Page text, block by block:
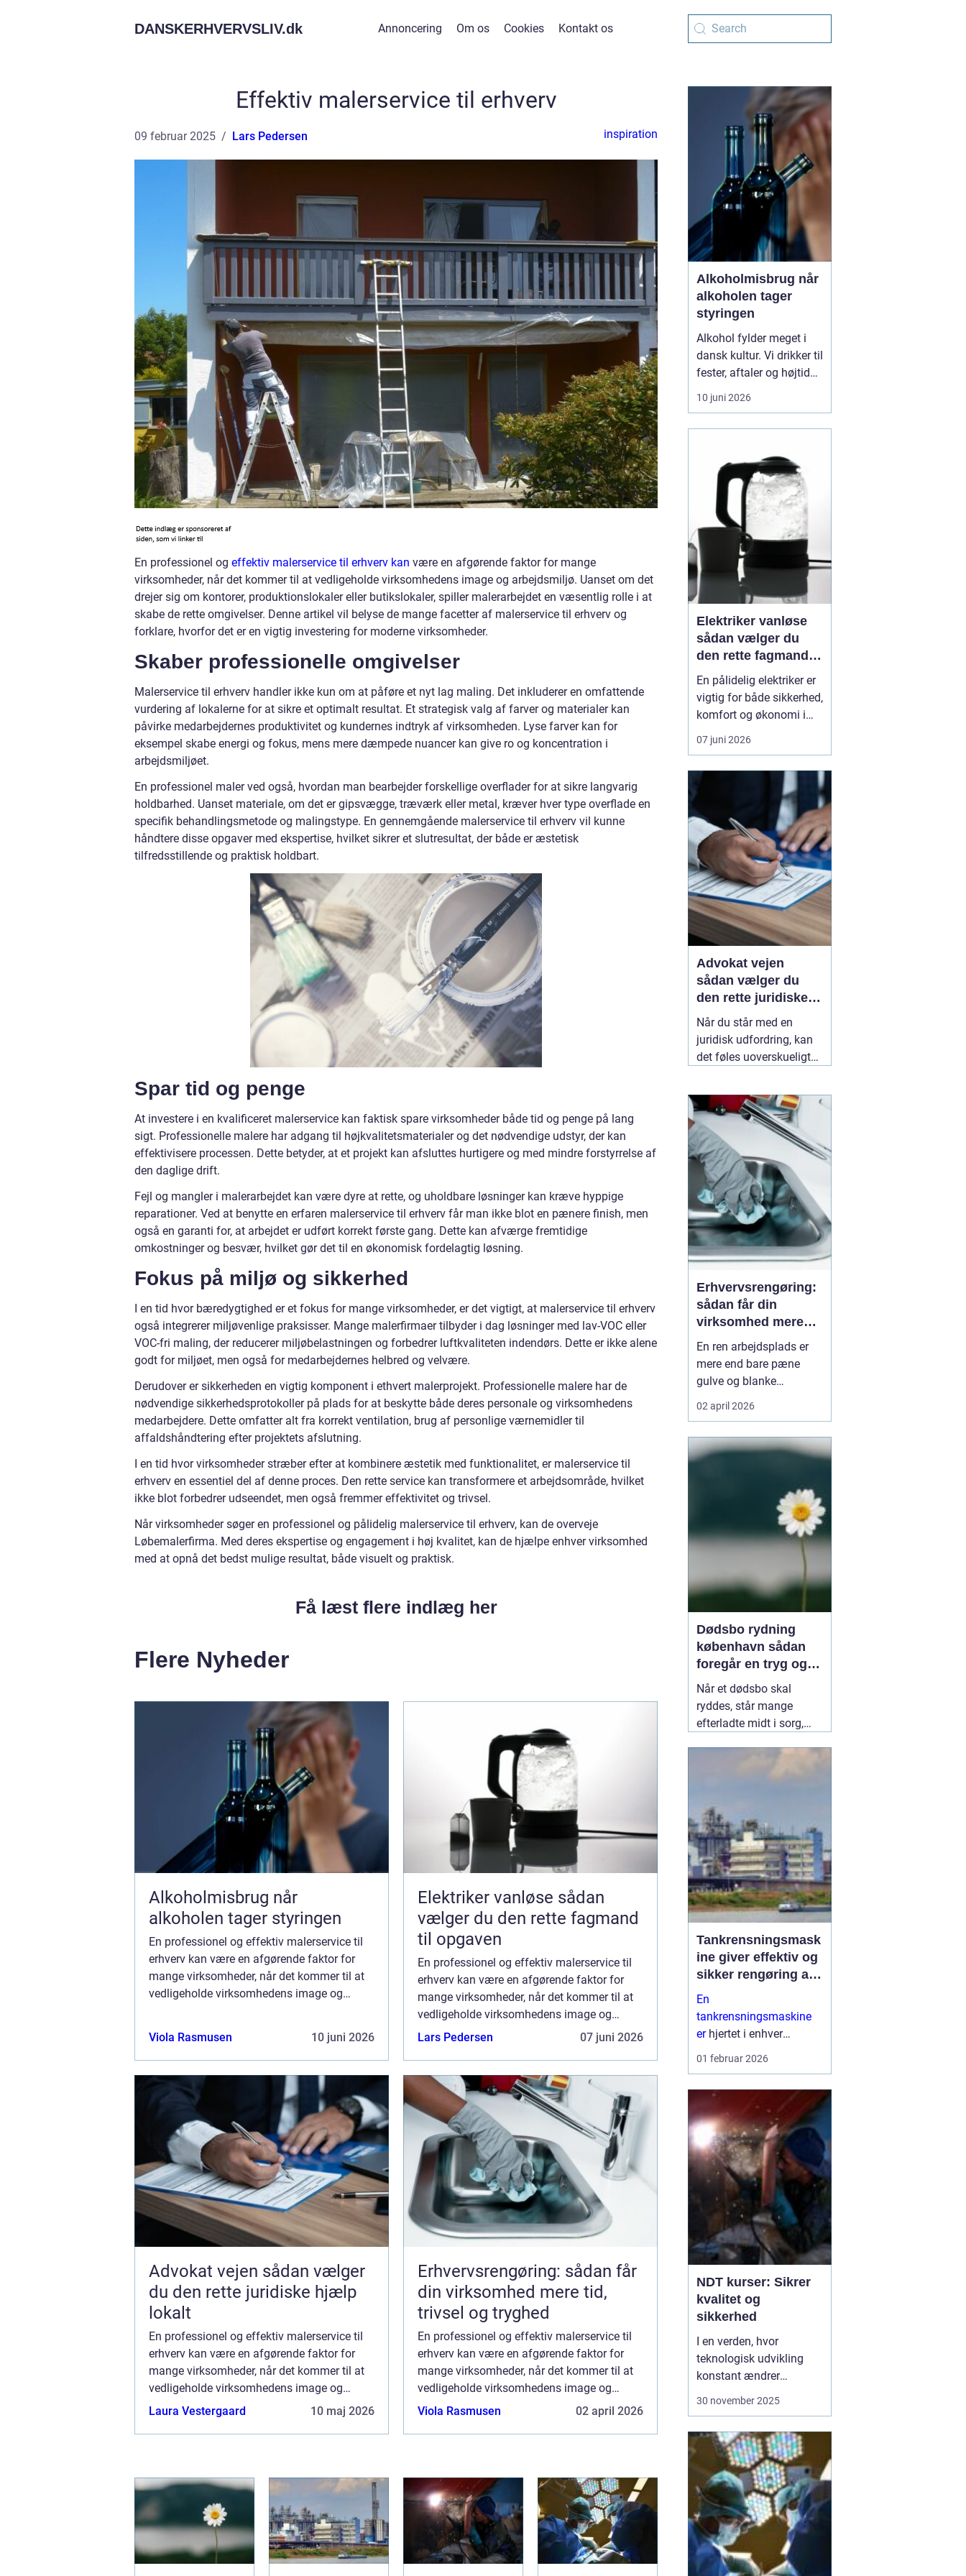
DANSKERHVERVSLIV.dk Annoncering Om os Cookies Kontakt os
Effektiv malerservice til erhverv
09 februar 2025 Lars Pedersen inspiration
En professionel og effektiv malerservice til erhverv kan være en afgørende faktor for mange
virksomheder, når det kommer til at vedligeholde virksomhedens image og arbejdsmiljø. Uanset om det
drejer sig om kontorer, produktionslokaler eller butikslokaler, spiller malerarbejdet en væsentlig rolle i at
skabe de rette omgivelser. Denne artikel vil belyse de mange facetter af malerservice til erhverv og
forklare, hvorfor det er en vigtig investering for moderne virksomheder.
Skaber professionelle omgivelser
Malerservice til erhverv handler ikke kun om at påføre et nyt lag maling. Det inkluderer en omfattende
vurdering af lokalerne for at sikre et optimalt resultat. Et strategisk valg af farver og materialer kan
påvirke medarbejdernes produktivitet og kundernes indtryk af virksomheden. Lyse farver kan for
eksempel skabe energi og fokus, mens mere dæmpede nuancer kan give ro og koncentration i
arbejdsmiljøet.
En professionel maler ved også, hvordan man bearbejder forskellige overflader for at sikre langvarig
holdbarhed. Uanset materiale, om det er gipsvægge, træværk eller metal, kræver hver type overflade en
specifik behandlingsmetode og malingstype. En gennemgående malerservice til erhverv vil kunne
håndtere disse opgaver med ekspertise, hvilket sikrer et slutresultat, der både er æstetisk
tilfredsstillende og praktisk holdbart.
Spar tid og penge
At investere i en kvalificeret malerservice kan faktisk spare virksomheder både tid og penge på lang
sigt. Professionelle malere har adgang til højkvalitetsmaterialer og det nødvendige udstyr, der kan
effektivisere processen. Dette betyder, at et projekt kan afsluttes hurtigere og med mindre forstyrrelse af
den daglige drift.
Fejl og mangler i malerarbejdet kan være dyre at rette, og uholdbare løsninger kan kræve hyppige
reparationer. Ved at benytte en erfaren malerservice til erhverv får man ikke blot en pænere finish, men
også en garanti for, at arbejdet er udført korrekt første gang. Dette kan afværge fremtidige
omkostninger og besvær, hvilket gør det til en økonomisk fordelagtig løsning.
Fokus på miljø og sikkerhed
I en tid hvor bæredygtighed er et fokus for mange virksomheder, er det vigtigt, at malerservice til erhverv
også integrerer miljøvenlige praksisser. Mange malerfirmaer tilbyder i dag løsninger med lav-VOC eller
VOC-fri maling, der reducerer miljøbelastningen og forbedrer luftkvaliteten indendørs. Dette er ikke alene
godt for miljøet, men også for medarbejdernes helbred og velvære.
Derudover er sikkerheden en vigtig komponent i ethvert malerprojekt. Professionelle malere har de
nødvendige sikkerhedsprotokoller på plads for at beskytte både deres personale og virksomhedens
medarbejdere. Dette omfatter alt fra korrekt ventilation, brug af personlige værnemidler til
affaldshåndtering efter projektets afslutning.
I en tid hvor virksomheder stræber efter at kombinere æstetik med funktionalitet, er malerservice til
erhverv en essentiel del af denne proces. Den rette service kan transformere et arbejdsområde, hvilket
ikke blot forbedrer udseendet, men også fremmer effektivitet og trivsel.
Når virksomheder søger en professionel og pålidelig malerservice til erhverv, kan de overveje
Løbemalerfirma. Med deres ekspertise og engagement i høj kvalitet, kan de hjælpe enhver virksomhed
med at opnå det bedst mulige resultat, både visuelt og praktisk.
Få læst flere indlæg her
Flere Nyheder
Alkoholmisbrug når
alkoholen tager styringen
En professionel og effektiv malerservice til
erhverv kan være en afgørende faktor for
mange virksomheder, når det kommer til at
vedligeholde virksomhedens image og
Viola Rasmusen 10 juni 2026
Elektriker vanløse sådan
vælger du den rette fagmand
til opgaven
En professionel og effektiv malerservice til
erhverv kan være en afgørende faktor for
mange virksomheder, når det kommer til at
vedligeholde virksomhedens image og
arbejdsmiljø. Uanset om det drejer sig om
Lars Pedersen 07 juni 2026
Advokat vejen sådan vælger
du den rette juridiske hjælp
lokalt
En professionel og effektiv malerservice til
erhverv kan være en afgørende faktor for
mange virksomheder, når det kommer til at
vedligeholde virksomhedens image og
arbejdsmiljø. Uanset om det drejer sig om
Laura Vestergaard 10 maj 2026
Erhvervsrengøring: sådan får
din virksomhed mere tid,
trivsel og tryghed
En professionel og effektiv malerservice til
erhverv kan være en afgørende faktor for
mange virksomheder, når det kommer til at
vedligeholde virksomhedens image og
arbejdsmiljø. Uanset om det drejer sig om
Viola Rasmusen 02 april 2026
Alkoholmisbrug når
alkoholen tager
styringen
Alkohol fylder meget i
dansk kultur. Vi drikker til
fester, aftaler og højtider,
og for de fleste er det
uproblematisk. For nogle
begyndte som hygge,
bliver til noget, der styrer
hverdagen. Når
alkoholen ...
10 juni 2026
Elektriker vanløse
sådan vælger du
den rette fagmand
til opgaven
En pålidelig elektriker er
vigtig for både sikkerhed,
komfort og økonomi i
hverdagen.
Elinstallationer skal
tænker over dem og når
noget svigter, skal
hjælpen være tæt på,
effektiv og fagligt i
orden. I Vanløse findes
der flere e...
07 juni 2026
Advokat vejen
sådan vælger du
den rette juridiske
hjælp lokalt
Når du står med en
juridisk udfordring, kan
det føles uoverskueligt
hjælp. Lovgivningen er
kompleks, og
konsekvenserne af
forkerte beslutninger kan
følge dig i mange år. Her
kan en lokal10 maj
2026
Erhvervsrengøring:
sådan får din
virksomhed mere
tid, trivsel og
tryghed
En ren arbejdsplads er
mere end bare pæne
gulve og blanke
overflader. Rengøringen
påvirker både
kundernes
virksomhedens drift.
Alligevel er rengøring
02 april 2026
Dødsbo rydning
københavn sådan
foregår en tryg og
respektfuld rydning
Når et dødsbo skal
ryddes, står mange
efterladte midt i sorg,
ofte også tidspres. I en
by som København, hvor
deadlines til overtagelse
eller salg hurtigt nærmer
sig, kan en professionel
hjælp08 februar 2026
Tankrensningsmask
ine giver effektiv og
sikker rengøring af
tanke
En
tankrensningsmaskine
erhjertet i enhver
professionel løsning til
fødevareproduktion,
pharma og marine. Når
tanke ikke bliver gjort
ordentli...
01 februar 2026
NDT kurser: Sikrer
kvalitet og
sikkerhed
I en verden, hvor
teknologisk udvikling
konstant ændrer
industristandarder, bliver
Ikke-destruktiv testning,
eller NDT, er en metode,
der anvendes til at
evaluere egenskaberne
ved et materiale, ...
30 november 2025